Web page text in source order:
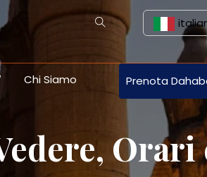
Chi Siamo Prenota